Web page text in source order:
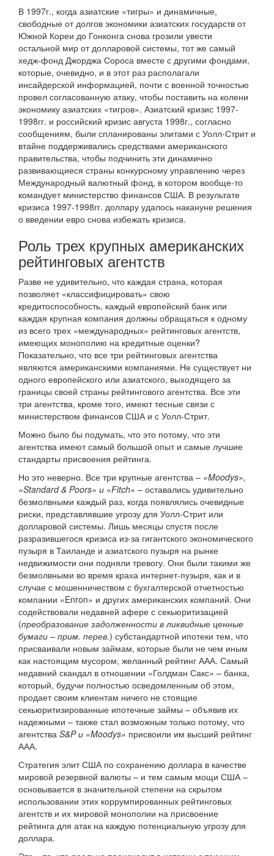
В 1997г., когда азиатские «тигры» и динамичные,
свободные от долгов экономики азиатских государств от
Южной Кореи до Гонконга снова грозили увести
остальной мир от долларовой системы, тот же самый
хедж-фонд Джорджа Сороса вместе с другими фондами,
которые, очевидно, и в этот раз располагали
инсайдерской информацией, почти с военной точностью
провел согласованную атаку, чтобы поставить на колени
экономику азиатских «тигров». Азиатский кризис 1997-
1998гг. и российский кризис августа 1998г., согласно
сообщениям, были спланированы элитами с Уолл-Стрит и
втайне поддерживались средствами американского
правительства, чтобы подчинить эти динамично
развивающиеся страны конкурсному управлению через
Международный валютный фонд, в котором вообще-то
командует министерство финансов США. В результате
кризиса 1997-1998гг. доллару удалось накануне решения
о введении евро снова избежать кризиса.
Роль трех крупных американских
рейтинговых агентств
Разве не удивительно, что каждая страна, которая
позволяет «классифицировать» свою
кредитоспособность, каждый европейский банк или
каждая крупная компания должны обращаться к одному
из всего трех «международных» рейтинговых агентств,
имеющих монополию на кредитные оценки?
Показательно, что все три рейтинговых агентства
являются американскими компаниями. Не существует ни
одного европейского или азиатского, выходящего за
границы своей страны рейтингового агентства. Все эти
три агентства, кроме того, имеют тесные связи с
министерством финансов США и с Уолл-Стрит.
Можно было бы подумать, что это потому, что эти
агентства имеют самый большой опыт и самые лучшие
стандарты присвоения рейтинга.
Но это неверно. Все три крупные агентства – «Moodys»,
«Standard & Poors» и «Fitch» – оставались удивительно
безмолвными каждый раз, когда появлялись очевидные
риски, представлявшие угрозу для Уолл-Стрит или
долларовой системы. Лишь месяцы спустя после
разразившегося кризиса из-за гигантского экономического
пузыря в Таиланде и азиатского пузыря на рынке
недвижимости они подняли тревогу. Они были такими же
безмолвными во время краха интернет-пузыря, как и в
случае с мошенничеством с бухгалтерской отчетностью
компании «Enron» и других американских компаний. Они
содействовали недавней афере с секьюритизацией
(преобразование задолженности в ликвидные ценные
бумаги – прим. перев.) субстандартной ипотеки тем, что
присваивали новым займам, которые были не чем иным
как настоящим мусором, желанный рейтинг ААА. Самый
недавний скандал в отношении «Голдман Сакс» – банка,
который, будучи полностью осведомленным об этом,
продает своим клиентам ничего не стоящие
секьюритизированные ипотечные займы – объявив их
надежными – также стал возможным только потому, что
агентства S&P и «Moodys» присвоили им высший рейтинг
ААА.
Стратегия элит США по сохранению доллара в качестве
мировой резервной валюты – и тем самым мощи США –
основывается в значительной степени на скрытом
использовании этих коррумпированных рейтинговых
агентств и их мировой монополии на присвоение
рейтинга для атак на каждую потенциальную угрозу для
доллара.